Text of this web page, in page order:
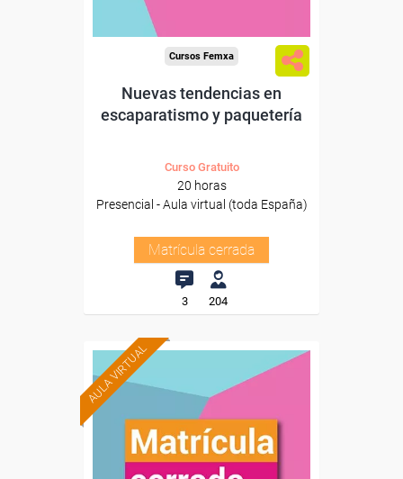
Cursos Femxa
Nuevas tendencias en
escaparatismo y paquetería
Curso Gratuito
20 horas
Presencial - Aula virtual (toda España)
Matrícula cerrada
3 204
AULA VIRTUAL